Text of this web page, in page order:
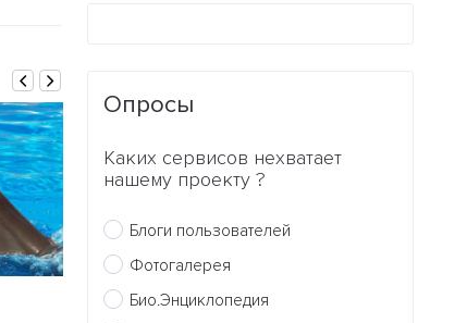
10.01.2010
Опросы
Каких сервисов нехватает
нашему проекту ?
Блоги пользователей
Фотогалерея
Био.Энциклопедия